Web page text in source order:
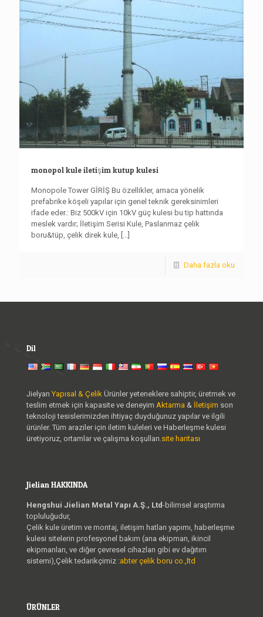
monopol kule iletişim kutup kulesi
Monopole Tower GİRİŞ Bu özellikler, amaca yönelik
prefabrike köşeli yapılar için genel teknik gereksinimleri
ifade eder.: Biz 500kV için 10kV güç kulesi bu tip hattında
meslek vardır; İletişim Serisi Kule, Paslanmaz çelik
boru&tüp, çelik direk kule, [...]
Daha fazla oku
Dil
Jielyan Yapısal & Çelik Ürünler yeteneklere sahiptir, üretmek ve
teslim etmek için kapasite ve deneyim Aktarma & İletişim son
teknoloji tesislerimizden ihtiyaç duyduğunuz yapılar ve ilgili
ürünler. Tüm araziler için iletim kuleleri ve Haberleşme kulesi
üretiyoruz, ortamlar ve çalışma koşulları. site haritası
Jielian HAKKINDA
Hengshui Jielian Metal Yapı A.Ş., Ltd-bilimsel araştırma
topluluğudur,
Çelik kule üretim ve montaj, iletişim hatları yapımı, haberleşme
kulesi sitelerin profesyonel bakım (ana ekipman, ikincil
ekipmanları, ve diğer çevresel cihazları gibi ev dağıtım
sistemi),Çelik tedarikçimiz :abter çelik boru co.,ltd
ÜRÜNLER